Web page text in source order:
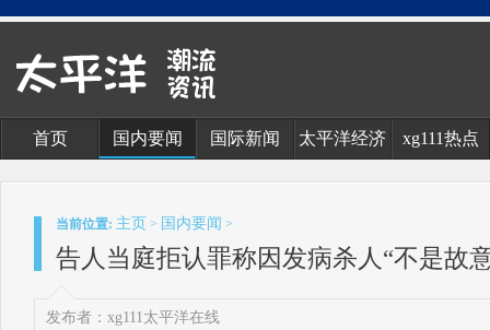
首页 国内要闻 国际新闻 太平洋经济 xg111热点
当前位置: 主页 > 国内要闻 >
告人当庭拒认罪称因发病杀人“不是故
发布者：xg111太平洋在线